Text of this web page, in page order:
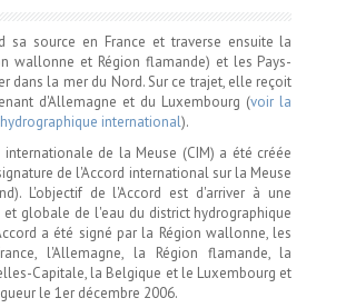
sa source en France et traverse ensuite la
wallonne et Région flamande) et les Pays-
dans la mer du Nord. Sur ce trajet, elle reçoit
d'Allemagne et du Luxembourg (voir la
international).
internationale de la Meuse (CIM) a été créée
de l'Accord international sur la Meuse
L'objectif de l'Accord est d'arriver à une
et globale de l'eau du district hydrographique
a été signé par la Région wallonne, les
l'Allemagne, la Région flamande, la
Capitale, la Belgique et le Luxembourg et
le 1er décembre 2006.